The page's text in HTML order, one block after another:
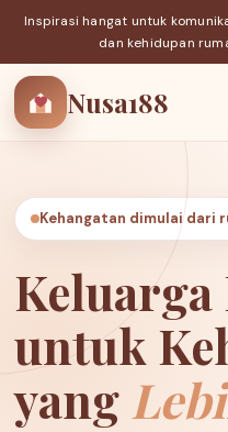
Inspirasi hangat untuk
dan kehidupan
Nusa188
Kehangatan dimulai dari
untuk
yang